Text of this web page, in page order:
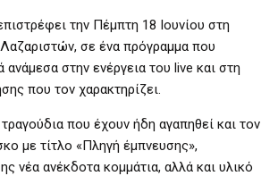
την Πέμπτη 18 Ιουνίου στη
σε ένα πρόγραμμα που
ανάμεσα στην ενέργεια του live και στη
που τον χαρακτηρίζει.
που έχουν ήδη αγαπηθεί και τον
με τίτλο «Πληγή έμπνευσης»,
νέα ανέκδοτα κομμάτια, αλλά και υλικό